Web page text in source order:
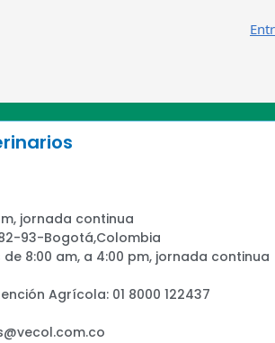
jornada continua
93-Bogotá,Colombia
8:00 am, a 4:00 pm, jornada continua
Agrícola: 01 8000 122437